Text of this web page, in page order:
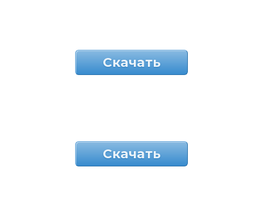
Скачать
Скачать